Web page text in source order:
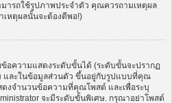
ารถใช้รูปภาพประจำตัว คุณควรถามเหตุผล
เหตุผลนั้นจะต้องดีพอ!)
อความแสดงระดับขั้นได้ (ระดับขั้นจะปรากฏ
และในข้อมูลส่วนตัว ขึ้นอยู่กับรูปแบบที่คุณ
งจำนวนข้อความที่คุณโพสต์ และเพื่อระบุ
จะมีระดับขั้นพิเศษ. กรุณาอย่าโพสต์